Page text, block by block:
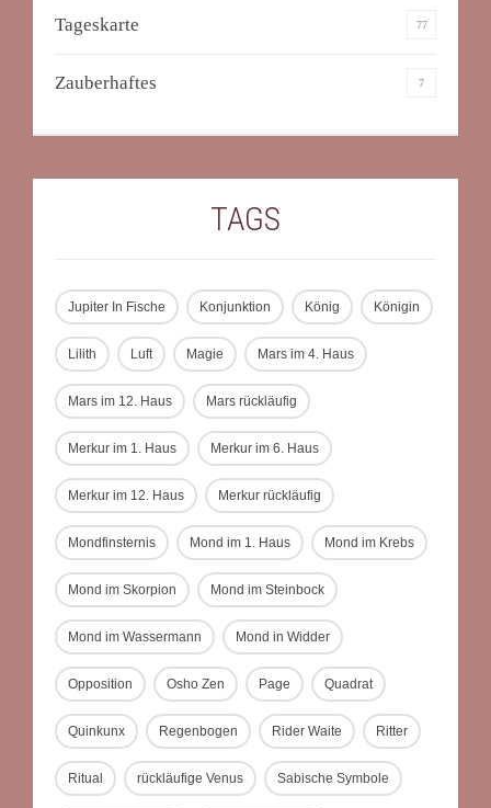
Tageskarte 77
Zauberhaftes 7
TAGS
Jupiter In Fische Konjunktion König Königin
Lilith Luft Magie Mars im 4. Haus
Mars im 12. Haus Mars rückläufig
Merkur im 1. Haus Merkur im 6. Haus
Merkur im 12. Haus Merkur rückläufig
Mondfinsternis Mond im 1. Haus Mond im Krebs
Mond im Skorpion Mond im Steinbock
Mond im Wassermann Mond in Widder
Opposition Osho Zen Page Quadrat
Quinkunx Regenbogen Rider Waite Ritter
Ritual rückläufige Venus Sabische Symbole